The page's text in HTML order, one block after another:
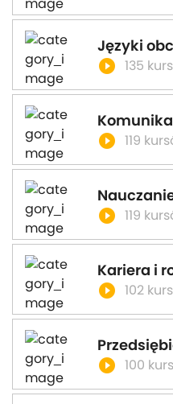
Języki
play_circle_filled 135
play_circle_filled 119
play_circle_filled 119
Kariera i
play_circle_filled 102
play_circle_filled 100